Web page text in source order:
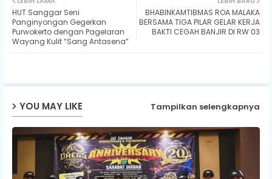
ats
BHABINKAMTIBMAS ROA MALAKA
BERSAMA TIGA PILAR GELAR KERJA
BAKTI CEGAH BANJIR DI RW 03
HUT Sanggar Seni
Panginyongan Gegerkan
Purwokerto dengan Pagelaran
Wayang Kulit “Sang Antasena”
YOU MAY LIKE Tampilkan selengkapnya